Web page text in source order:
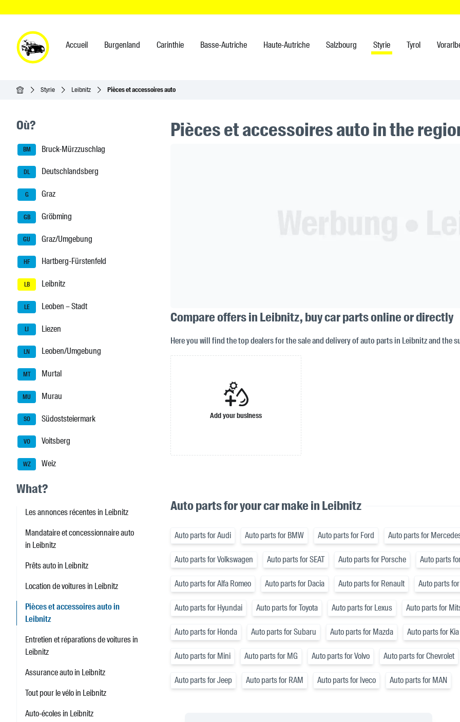
Accueil Burgenland Carinthie Basse-Autriche Haute-Autriche Salzbourg Styrie Tyrol
AccueilStyrie Leibnitz Pièces et accessoires auto
Seitenleisten-Navigation
Où?
BM Bruck-Mürzzuschlag
DL Deutschlandsberg
G Graz
GB Gröbming
GU Graz/Umgebung
HF Hartberg-Fürstenfeld
LB Leibnitz
LE Leoben – Stadt
LI Liezen
LN Leoben/Umgebung
MT Murtal
MU Murau
SO Südoststeiermark
VO Voitsberg
WZ Weiz
What?
Les annonces récentes in Leibnitz
Mandataire et concessionnaire auto
in Leibnitz
Prêts auto in Leibnitz
Location de voitures in Leibnitz
Pièces et accessoires auto in
Leibnitz
Entretien et réparations de voitures in
Leibnitz
Assurance auto in Leibnitz
Tout pour le vélo in Leibnitz
Auto-écoles in Leibnitz
Pièces et accessoires auto in the
Compare offers in Leibnitz, buy car parts online or directly
Here you will find the top dealers for the sale and delivery of auto parts in Leibnitz and the
Add your business
Auto parts for your car make in Leibnitz
Auto parts for Audi Auto parts for BMW Auto parts for Ford Auto parts for
Auto parts for Volkswagen Auto parts for SEAT Auto parts for Porsche Auto parts
Auto parts for Alfa Romeo Auto parts for Dacia Auto parts for Renault Auto parts
Auto parts for Hyundai Auto parts for Toyota Auto parts for Lexus Auto parts for
Auto parts for Honda Auto parts for Subaru Auto parts for Mazda Auto parts for Kia
Auto parts for Mini Auto parts for MG Auto parts for Volvo Auto parts for Chevrolet
Auto parts for Jeep Auto parts for RAM Auto parts for Iveco Auto parts for MAN